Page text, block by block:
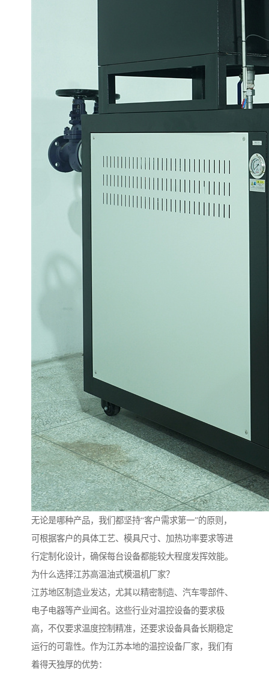
无论是哪种产品，我们都坚持“客户需求第一”的原则，
可根据客户的具体工艺、模具尺寸、加热功率要求等进
行定制化设计，确保每台设备都能较大程度发挥效能。
为什么选择江苏高温油式模温机厂家？
江苏地区制造业发达，尤其以精密制造、汽车零部件、
电子电器等产业闻名。这些行业对温控设备的要求极
高，不仅要求温度控制精准，还要求设备具备长期稳定
运行的可靠性。作为江苏本地的温控设备厂家，我们有
着得天独厚的优势：